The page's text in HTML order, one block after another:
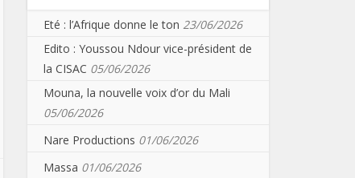
Eté : l’Afrique donne le ton 23/06/2026
Edito : Youssou Ndour vice-président de
la CISAC 05/06/2026
Mouna, la nouvelle voix d’or du Mali
05/06/2026
Nare Productions 01/06/2026
Massa 01/06/2026